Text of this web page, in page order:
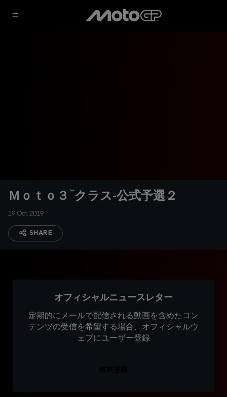
Ｍｏｔｏ３™クラス‐公式予選２
19 Oct 2019
SHARE
オフィシャルニュースレター
定期的にメールで配信される動画を含めたコン
テンツの受信を希望する場合、オフィシャルウ
ェブにユーザー登録